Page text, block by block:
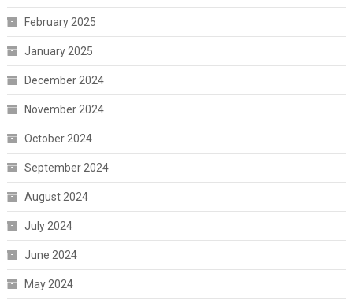
February 2025
January 2025
December 2024
November 2024
October 2024
September 2024
August 2024
July 2024
June 2024
May 2024